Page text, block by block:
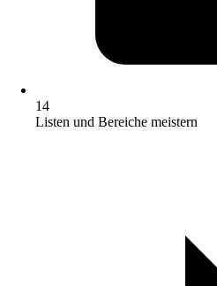
14
Listen und Bereiche meistern